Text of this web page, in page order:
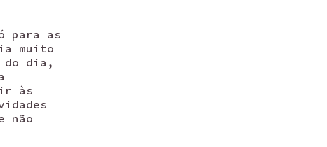
para as
muito
do dia,
às
não